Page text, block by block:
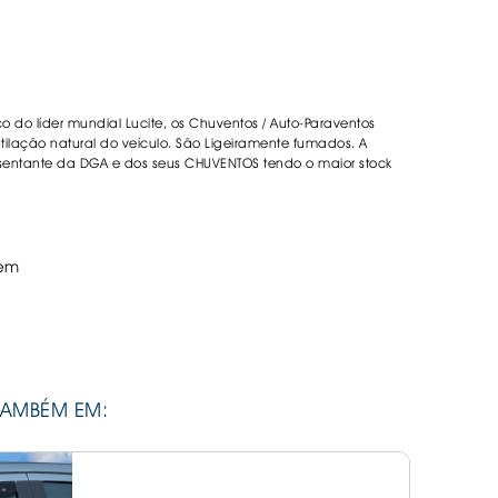
PNEUS
EBC
do líder mundial Lucite, os Chuventos / Auto-Paraventos
natural do veículo. São Ligeiramente fumados. A
da DGA e dos seus CHUVENTOS tendo o maior stock
EM: